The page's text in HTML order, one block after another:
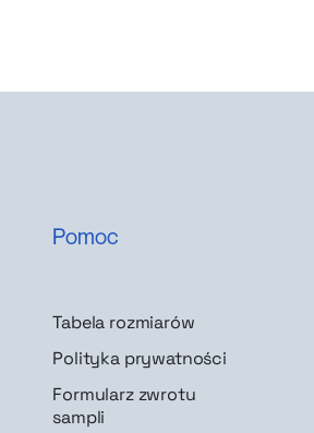
Pomoc
Tabela rozmiarów
Polityka prywatności
Formularz zwrotu
sampli